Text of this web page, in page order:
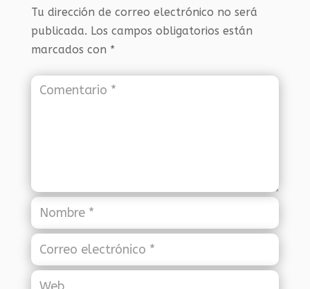
Tu dirección de correo electrónico no será
publicada. Los campos obligatorios están
marcados con *